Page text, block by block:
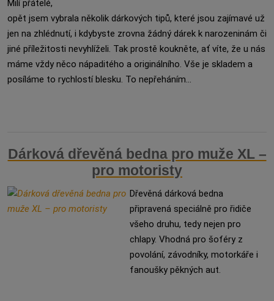
Milí přátelé,
opět jsem vybrala několik dárkových tipů, které jsou zajímavé už
jen na zhlédnutí, i kdybyste zrovna žádný dárek k narozeninám či
jiné příležitosti nevyhlíželi. Tak prostě koukněte, ať víte, že u nás
máme vždy něco nápaditého a originálního. Vše je skladem a
posíláme to rychlostí blesku. To nepřeháním...
Dárková dřevěná bedna pro muže XL –
pro motoristy
Dřevěná dárková bedna
připravená speciálně pro řidiče
všeho druhu, tedy nejen pro
chlapy. Vhodná pro šoféry z
povolání, závodníky, motorkáře i
fanoušky pěkných aut.